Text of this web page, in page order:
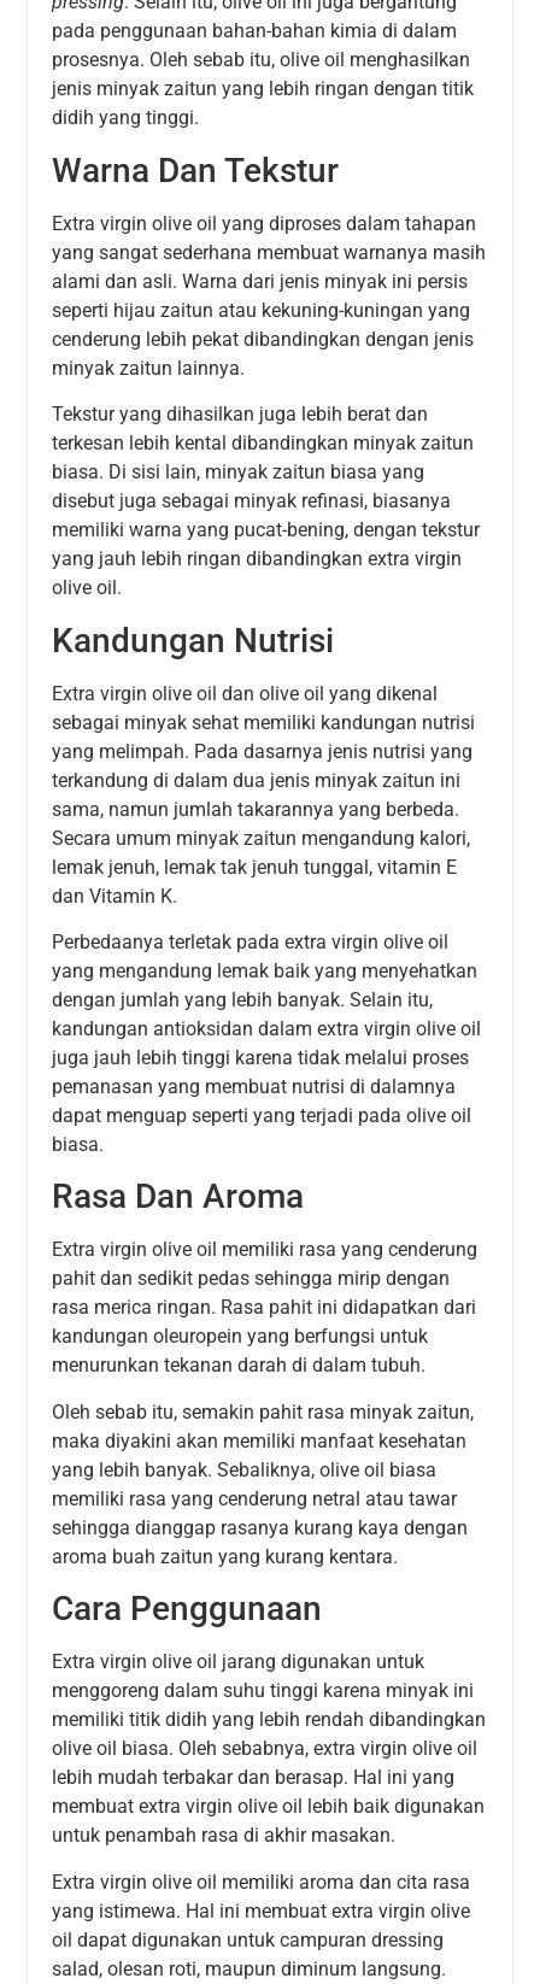
pada penggunaan bahan-bahan kimia di dalam
prosesnya. Oleh sebab itu, olive oil menghasilkan
jenis minyak zaitun yang lebih ringan dengan titik
didih yang tinggi.
Warna Dan Tekstur
Extra virgin olive oil yang diproses dalam tahapan
yang sangat sederhana membuat warnanya masih
alami dan asli. Warna dari jenis minyak ini persis
seperti hijau zaitun atau kekuning-kuningan yang
cenderung lebih pekat dibandingkan dengan jenis
minyak zaitun lainnya.
Tekstur yang dihasilkan juga lebih berat dan
terkesan lebih kental dibandingkan minyak zaitun
biasa. Di sisi lain, minyak zaitun biasa yang
disebut juga sebagai minyak refinasi, biasanya
memiliki warna yang pucat-bening, dengan tekstur
yang jauh lebih ringan dibandingkan extra virgin
olive oil.
Kandungan Nutrisi
Extra virgin olive oil dan olive oil yang dikenal
sebagai minyak sehat memiliki kandungan nutrisi
yang melimpah. Pada dasarnya jenis nutrisi yang
terkandung di dalam dua jenis minyak zaitun ini
sama, namun jumlah takarannya yang berbeda.
Secara umum minyak zaitun mengandung kalori,
lemak jenuh, lemak tak jenuh tunggal, vitamin E
dan Vitamin K.
Perbedaanya terletak pada extra virgin olive oil
yang mengandung lemak baik yang menyehatkan
dengan jumlah yang lebih banyak. Selain itu,
kandungan antioksidan dalam extra virgin olive oil
juga jauh lebih tinggi karena tidak melalui proses
pemanasan yang membuat nutrisi di dalamnya
dapat menguap seperti yang terjadi pada olive oil
biasa.
Rasa Dan Aroma
Extra virgin olive oil memiliki rasa yang cenderung
pahit dan sedikit pedas sehingga mirip dengan
rasa merica ringan. Rasa pahit ini didapatkan dari
kandungan oleuropein yang berfungsi untuk
menurunkan tekanan darah di dalam tubuh.
Oleh sebab itu, semakin pahit rasa minyak zaitun,
maka diyakini akan memiliki manfaat kesehatan
yang lebih banyak. Sebaliknya, olive oil biasa
memiliki rasa yang cenderung netral atau tawar
sehingga dianggap rasanya kurang kaya dengan
aroma buah zaitun yang kurang kentara.
Cara Penggunaan
Extra virgin olive oil jarang digunakan untuk
menggoreng dalam suhu tinggi karena minyak ini
memiliki titik didih yang lebih rendah dibandingkan
olive oil biasa. Oleh sebabnya, extra virgin olive oil
lebih mudah terbakar dan berasap. Hal ini yang
membuat extra virgin olive oil lebih baik digunakan
untuk penambah rasa di akhir masakan.
Extra virgin olive oil memiliki aroma dan cita rasa
yang istimewa. Hal ini membuat extra virgin olive
oil dapat digunakan untuk campuran dressing
salad, olesan roti, maupun diminum langsung.